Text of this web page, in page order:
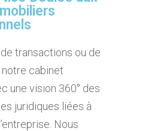
de transactions ou de
cabinet
une vision 360° des
juridiques liées à
Nous